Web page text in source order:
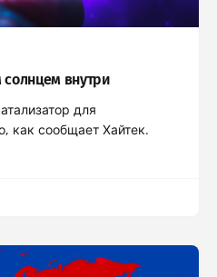
внутри
для
как сообщает Хайтек.